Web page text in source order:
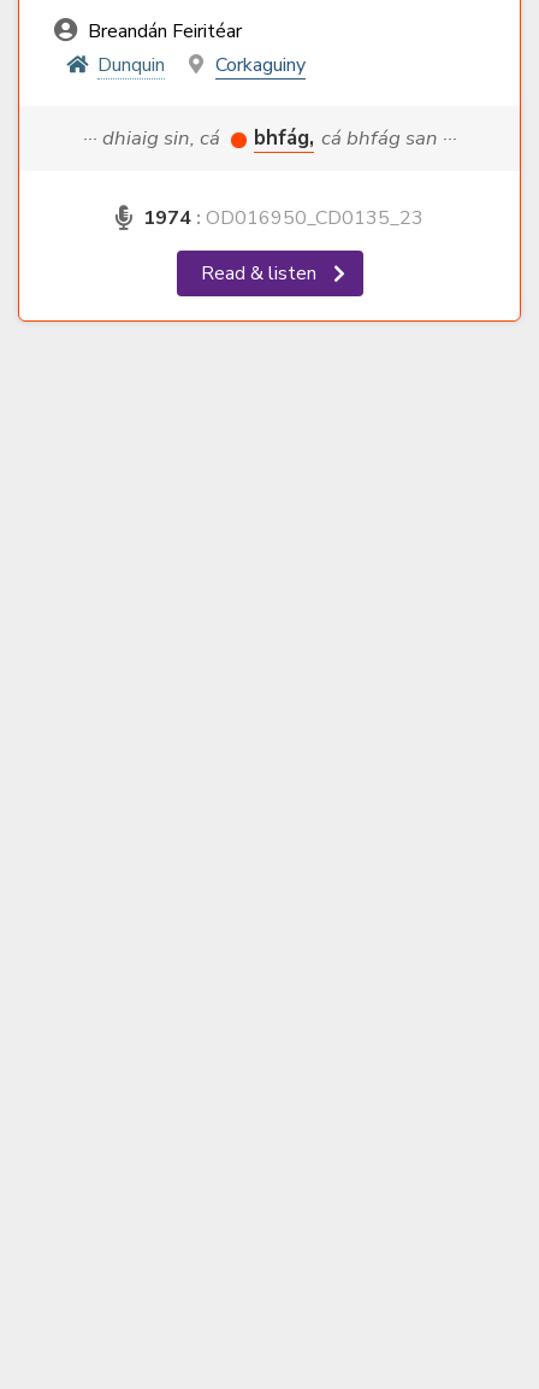
Breandán Feiritéar
Dunquin
Corkaguiny
··· dhiaig sin, cá bhfág, cá bhfág san ···
1974 : OD016950_CD0135_23
Read & listen